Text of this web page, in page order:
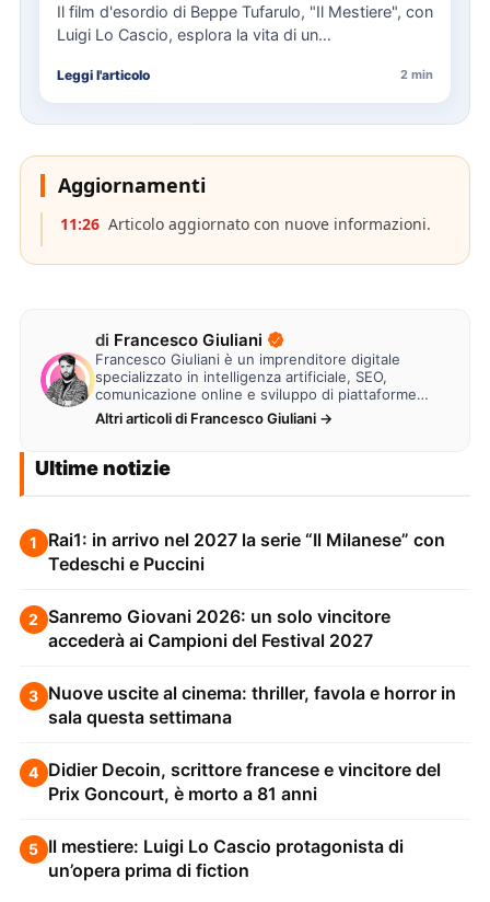
Il film d'esordio di Beppe Tufarulo, "Il Mestiere", con
Luigi Lo Cascio, esplora la vita di un
Leggi l'articolo 2 min
Aggiornamenti
11:26 Articolo aggiornato con nuove informazioni.
di Francesco Giuliani
Francesco Giuliani è un imprenditore digitale
specializzato in intelligenza artificiale, SEO,
comunicazione online e sviluppo di piattaforme
web. Lavora alla creazione di…
Altri articoli di Francesco Giuliani →
Ultime notizie
1
Rai1: in arrivo nel 2027 la serie “Il Milanese” con
Tedeschi e Puccini
2 Sanremo Giovani 2026: un solo vincitore
accederà ai Campioni del Festival 2027
3 Nuove uscite al cinema: thriller, favola e horror in
sala questa settimana
4 Didier Decoin, scrittore francese e vincitore del
Prix Goncourt, è morto a 81 anni
5 Il mestiere: Luigi Lo Cascio protagonista di
un’opera prima di fiction